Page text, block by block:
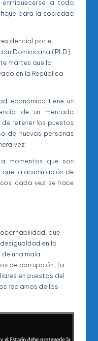
a toda
para la sociedad
por el
Dominicana (PLD)
martes que la
en la República
económica tiene un
de un mercado
retener los puestos
de nuevas personas
vez
momentos que son
la acumulación de
cada vez se hace
que
en la
una mala
de corrupción , la
en puestos del
reclamos de las